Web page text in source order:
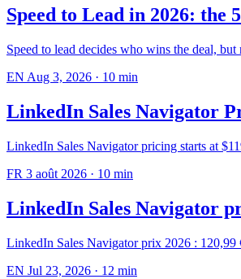
Speed to Lead in 2026:
Speed to lead decides who wins the deal,
EN Aug 3, 2026 · 10 min
LinkedIn Sales Navigator
LinkedIn Sales Navigator pricing starts at
FR 3 août 2026 · 10 min
LinkedIn Sales Navigator
LinkedIn Sales Navigator prix 2026 : 120,99
EN Jul 23, 2026 · 12 min